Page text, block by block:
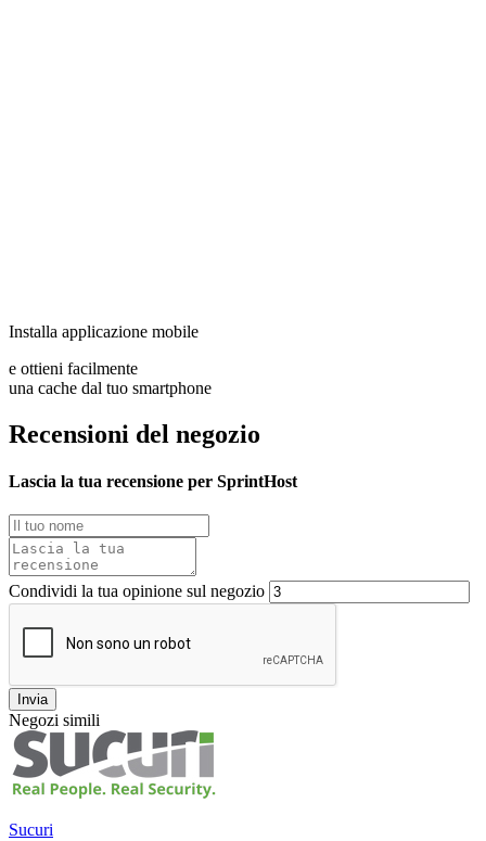
Installa applicazione mobile
e ottieni facilmente
una cache dal tuo smartphone
Recensioni del negozio
Lascia la tua recensione per SprintHost
Condividi la tua opinione sul negozio
Invia
Negozi simili
Sucuri